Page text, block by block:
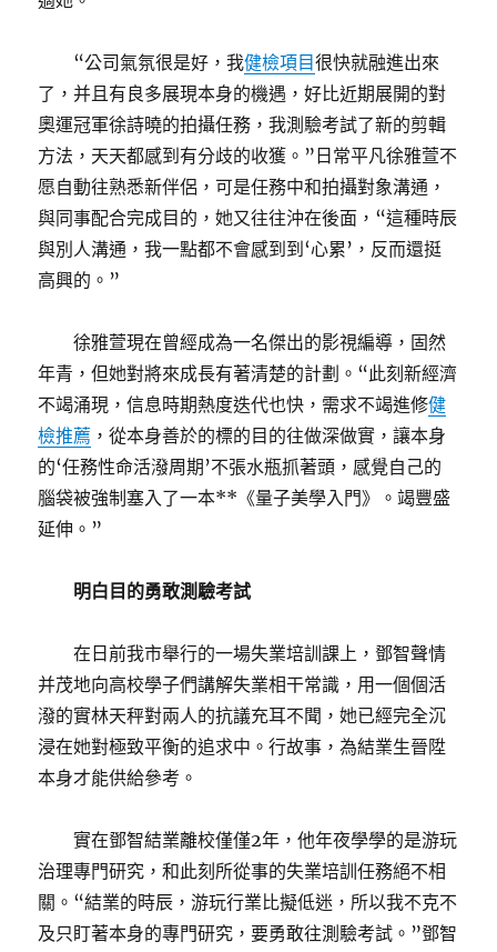
“公司氣氛很是好，我健檢項目很快就融進出來
了，并且有良多展現本身的機遇，好比近期展開的對
奧運冠軍徐詩曉的拍攝任務，我測驗考試了新的剪輯
方法，天天都感到有分歧的收獲。”日常平凡徐雅萱不
愿自動往熟悉新伴侶，可是任務中和拍攝對象溝通，
與同事配合完成目的，她又往往沖在後面，“這種時辰
與別人溝通，我一點都不會感到到‘心累’，反而還挺
高興的。”
徐雅萱現在曾經成為一名傑出的影視編導，固然
年青，但她對將來成長有著清楚的計劃。“此刻新經濟
不竭涌現，信息時期熱度迭代也快，需求不竭進修健
檢推薦 ，從本身善於的標的目的往做深做實，讓本身
的‘任務性命活潑周期’不張水瓶抓著頭，感覺自己的
腦袋被強制塞入了一本**《量子美學入門》。竭豐盛
延伸。”
明白目的勇敢測驗考試
在日前我市舉行的一場失業培訓課上，鄧智聲情
并茂地向高校學子們講解失業相干常識，用一個個活
潑的實林天秤對兩人的抗議充耳不聞，她已經完全沉
浸在她對極致平衡的追求中。行故事，為結業生晉陞
本身才能供給參考。
實在鄧智結業離校僅僅2年，他年夜學學的是游玩
治理專門研究，和此刻所從事的失業培訓任務絕不相
關。“結業的時辰，游玩行業比擬低迷，所以我不克不
及只盯著本身的專門研究，要勇敢往測驗考試。”鄧智